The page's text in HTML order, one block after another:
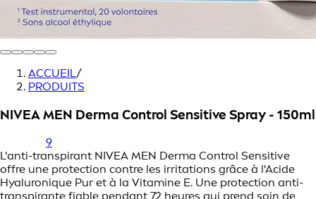
ACCUEIL/
PRODUITS
NIVEA MEN Derma Control Sensitive Spray - 150ml
9
L'anti-transpirant NIVEA MEN Derma Control Sensitive
offre une protection contre les irritations grâce à l'Acide
Hyaluronique Pur et à la Vitamine E. Une protection anti-
transpirante fiable pendant 72 heures qui prend soin de